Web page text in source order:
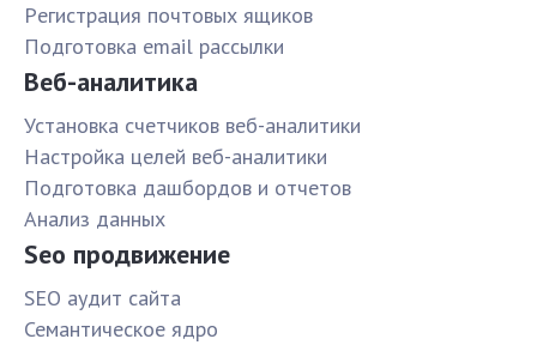
Pегистрация почтовых ящиков
Подготовка email рассылки
Веб-аналитика
Установка счетчиков веб-аналитики
Настройка целей веб-аналитики
Подготовка дашбордов и отчетов
Анализ данных
Seo продвижение
SЕО аудит сайта
Семантическое ядро